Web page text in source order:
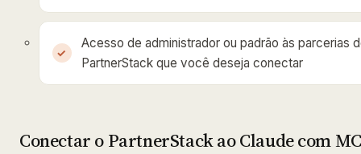
Acesso de administrador ou padrão às parcerias
PartnerStack que você deseja conectar
Conectar o PartnerStack ao Claude com